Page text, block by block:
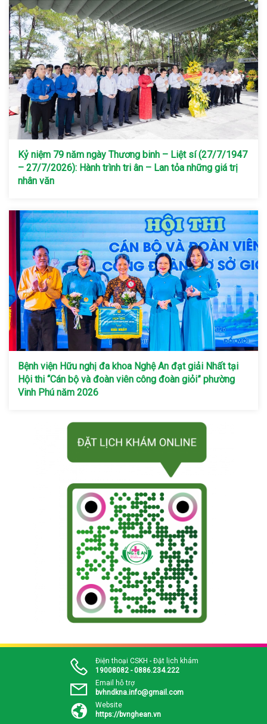
Kỷ niệm 79 năm ngày Thương binh – Liệt sí (27/7/1947
– 27/7/2026): Hành trình tri ân – Lan tỏa những giá trị
nhân văn
Bệnh viện Hữu nghị đa khoa Nghệ An đạt giải Nhất tại
Hội thi “Cán bộ và đoàn viên công đoàn giỏi” phường
Vinh Phú năm 2026
Điện thoại CSKH - Đặt lịch khám
19008082 - 0886.234.222
Email hỗ trợ
bvhndkna.info@gmail.com
Website
https://bvnghean.vn